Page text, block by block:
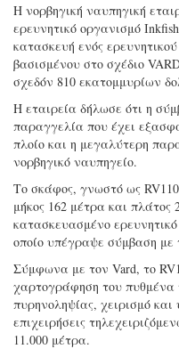
Η νορβηγική ναυπηγική
ερευνητικό οργανισμό
κατασκευή ενός
βασισμένου στο σχέδιο
σχεδόν 810 εκατομμυρίων
Η εταιρεία δήλωσε ότι η
παραγγελία που έχει
πλοίο και η μεγαλύτερη
νορβηγικό ναυπηγείο.
Το σκάφος, γνωστό ως
μήκος 162 μέτρα και πλάτος
κατασκευασμένο
οποίο υπέγραψε σύμβαση με
Σύμφωνα με τον Vard, το
χαρτογράφηση του πυθμένα
πυρηνοληψίας, χειρισμό
επιχειρήσεις
11.000 μέτρα.